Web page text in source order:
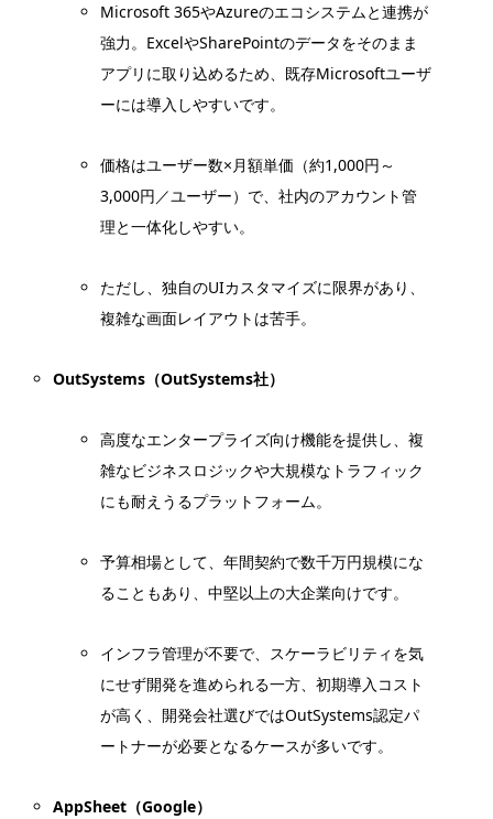
Microsoft 365やAzureのエコシステムと連携が
強力。ExcelやSharePointのデータをそのまま
アプリに取り込めるため、既存Microsoftユーザ
ーには導入しやすいです。
価格はユーザー数×月額単価（約1,000円～
3,000円／ユーザー）で、社内のアカウント管
理と一体化しやすい。
ただし、独自のUIカスタマイズに限界があり、
複雑な画面レイアウトは苦手。
OutSystems（OutSystems社）
高度なエンタープライズ向け機能を提供し、複
雑なビジネスロジックや大規模なトラフィック
にも耐えうるプラットフォーム。
予算相場として、年間契約で数千万円規模にな
ることもあり、中堅以上の大企業向けです。
インフラ管理が不要で、スケーラビリティを気
にせず開発を進められる一方、初期導入コスト
が高く、開発会社選びではOutSystems認定パ
ートナーが必要となるケースが多いです。
AppSheet（Google）